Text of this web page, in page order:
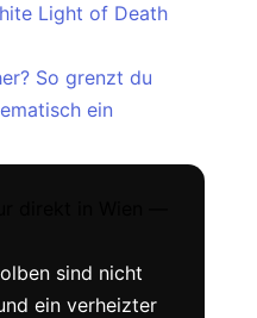
Light of Death
So grenzt du
ein
sind nicht
ein verheizter